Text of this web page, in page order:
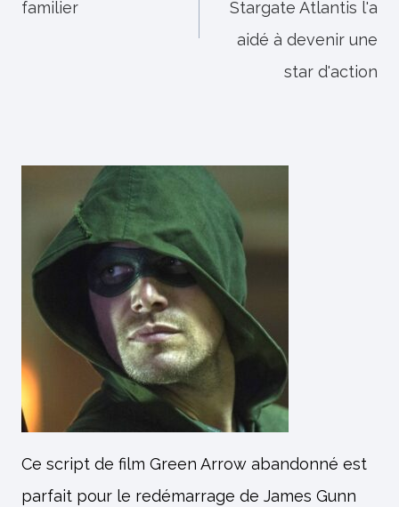
familier
Stargate Atlantis l'a
aidé à devenir une
star d'action
Ce script de film Green Arrow abandonné est
parfait pour le redémarrage de James Gunn